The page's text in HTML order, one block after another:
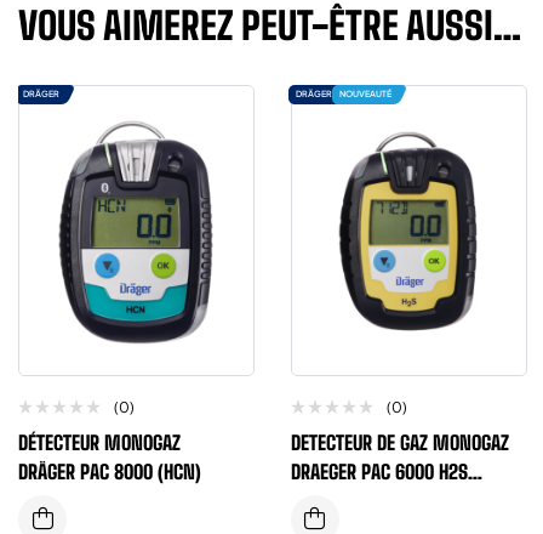
VOUS AIMEREZ PEUT-ÊTRE AUSSI…
DRÄGER
(0)
DÉTECTEUR MONOGAZ
DRÄGER PAC 8000 (HCN)
DRÄGER NOUVEAUTÉ
(0)
DETECTEUR DE GAZ MONOGAZ
DRAEGER PAC 6000 H2S
JETABLE (2 ANS)